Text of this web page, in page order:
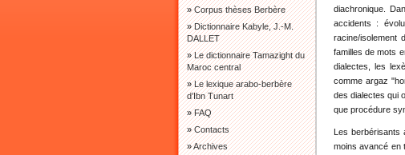
»Corpus thèses Berbère
»Dictionnaire Kabyle, J.-M.
DALLET
»Le dictionnaire Tamazight du
Maroc central
»Le lexique arabo-berbère
d’Ibn Tunart
»FAQ
»Contacts
»Archives
diachronique.
accidents :
racine/isolement
familles de mots
dialectes, les
comme argaz
des dialectes qui
que procédure
Les berbérisants
moins avancé en